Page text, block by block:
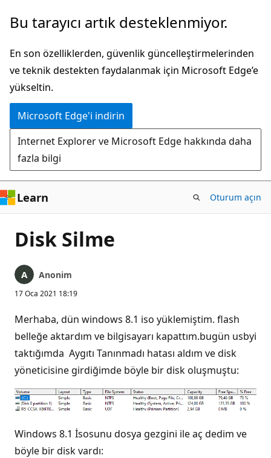
Ana
atla
Bu tarayıcı artık desteklenmiyor.
En son özelliklerden, güvenlik güncelleştirmelerinden
ve teknik destekten faydalanmak için Microsoft Edge’e
yükseltin.
Microsoft Edge'i indirin
Internet Explorer ve Microsoft Edge hakkında daha
fazla bilgi
Learn Oturum açın
Disk Silme
Anonim
17 Oca 2021 18:19
Merhaba, dün windows 8.1 iso yüklemiştim. flash
belleğe aktardım ve bilgisayarı kapattım.bugün usbyi
taktığımda Aygıtı Tanınmadı hatası aldım ve disk
yöneticisine girdiğimde böyle bir disk oluşmuştu:
Windows 8.1 İsosunu dosya gezgini ile aç dedim ve
böyle bir disk vardı: